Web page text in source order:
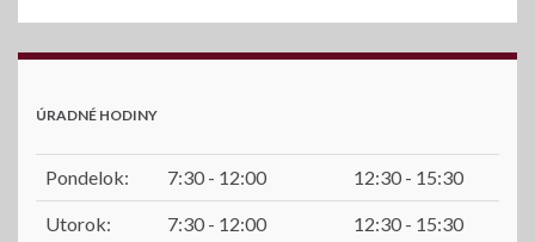
ÚRADNÉ HODINY
Pondelok: 7:30 - 12:00 12:30 - 15:30
Utorok: 7:30 - 12:00 12:30 - 15:30